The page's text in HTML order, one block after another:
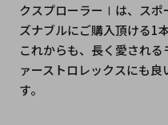
クスプローラーⅠは、スポ
ズナブルにご購入頂ける1
これからも、長く愛され
ァーストロレックスにも
す。